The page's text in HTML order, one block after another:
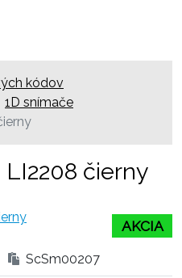
kódov
1D snímače
čierny
AKCIA
ScSm00207